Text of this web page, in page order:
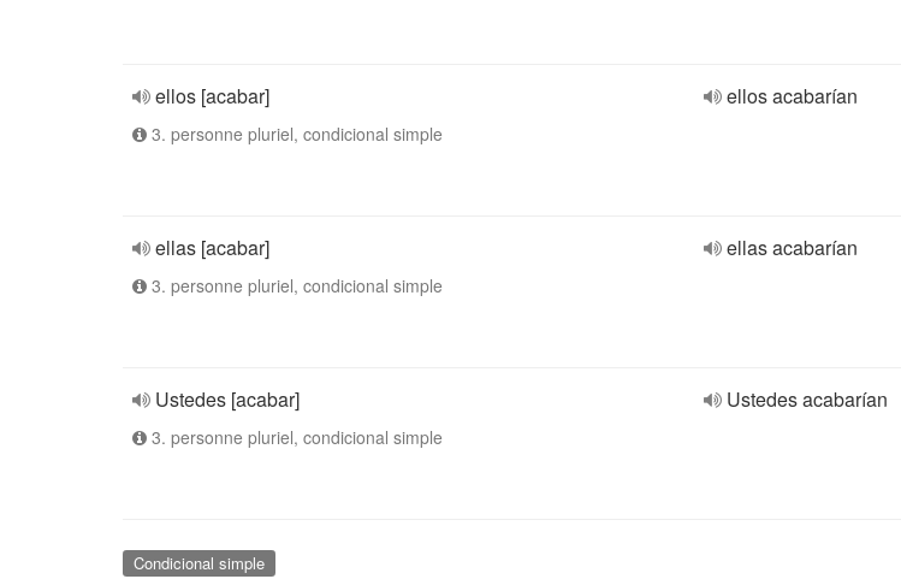
ellos [acabar]
3. personne pluriel, condicional simple
ellos acabarían
ellas [acabar]
3. personne pluriel, condicional simple
ellas acabarían
Ustedes [acabar]
3. personne pluriel, condicional simple
Ustedes acabarían
Condicional simple